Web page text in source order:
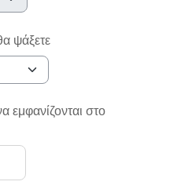
ψάξετε
εμφανίζονται στο